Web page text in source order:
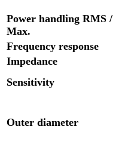
Power handling RMS /
Max.
Frequency response
Impedance
Sensitivity
Outer diameter